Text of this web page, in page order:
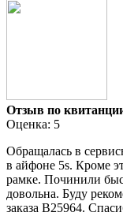
Отзыв по
Оценка: 5
Обращалась в
в айфоне 5s. Кроме
рамке. Починили
довольна. Буду
заказа В25964.